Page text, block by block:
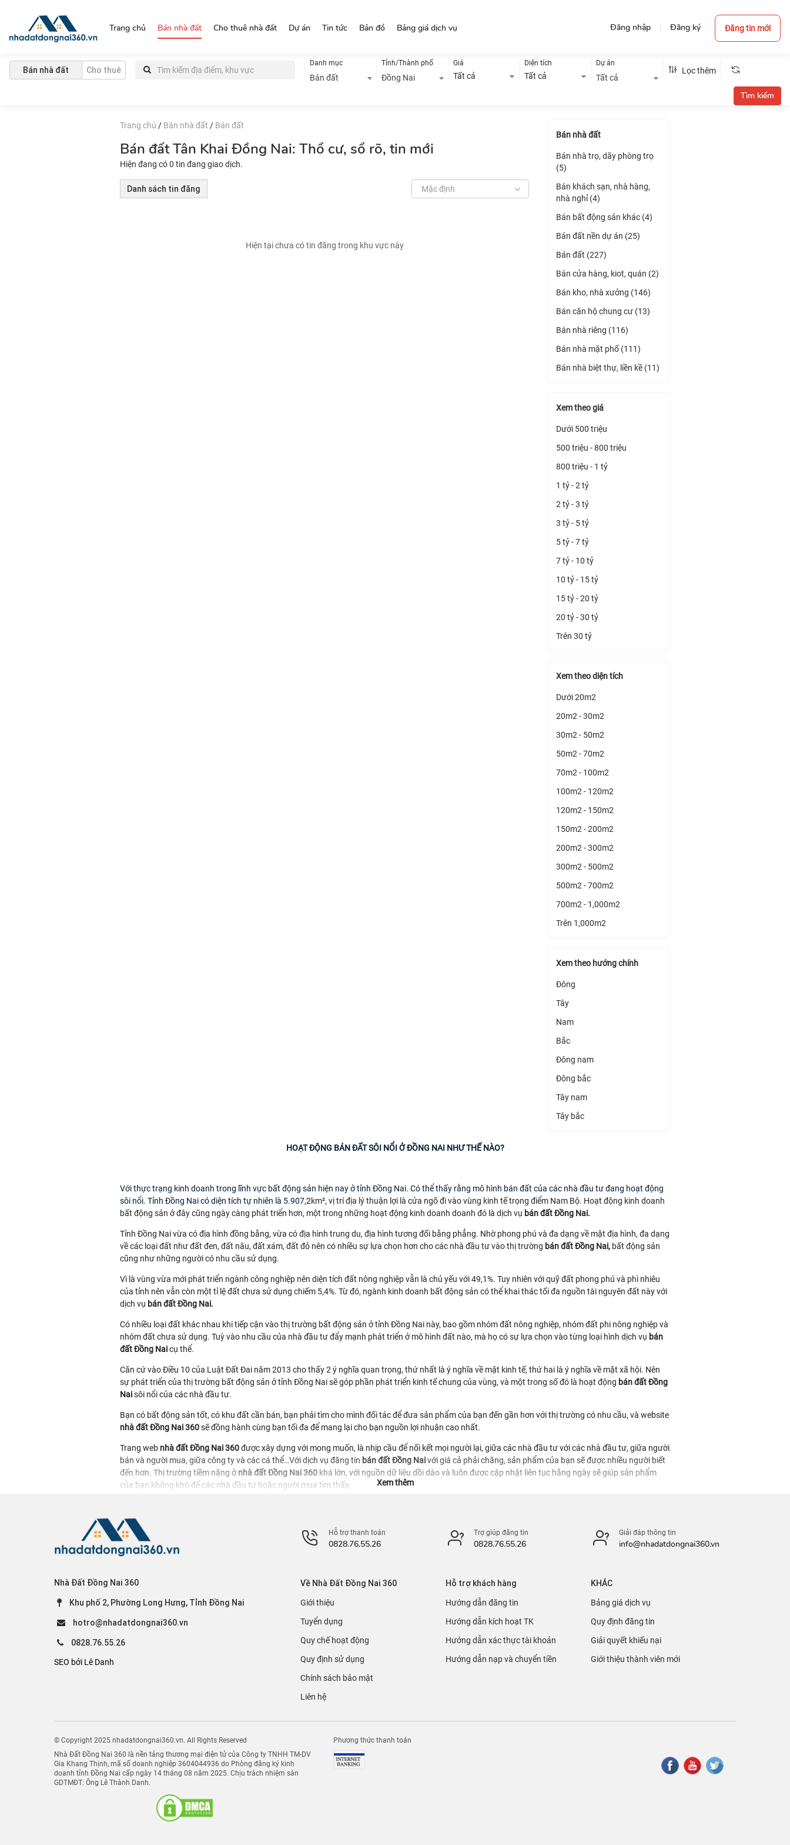
Đăng nhập Đăng ký Đăng tin mới
Trang chủ Bán nhà đất Cho thuê nhà đất Dự án Tin tức Bản đồ Bảng giá dịch vụ
Bán nhà đất Cho thuê
Danh mục
Bán đất
Tỉnh/Thành phố
Đồng Nai
Giá
Tất cả
Diện tích
Tất cả
Dự án
Tất cả
Lọc thêm
Trang chủ / Bán nhà đất / Bán đất
Bán đất Tân Khai Đồng Nai: Thổ cư, sổ rõ, tin mới
Hiện đang có 0 tin đang giao dịch.
Danh sách tin đăng Mặc định
Hiện tại chưa có tin đăng trong khu vực này
Bán nhà đất
Bán nhà trọ, dãy phòng trọ
(5)
Bán khách sạn, nhà hàng,
nhà nghỉ (4)
Bán bất động sản khác (4)
Bán đất nền dự án (25)
Bán đất (227)
Bán cửa hàng, kiot, quán (2)
Bán kho, nhà xưởng (146)
Bán căn hộ chung cư (13)
Bán nhà riêng (116)
Bán nhà mặt phố (111)
Bán nhà biệt thự, liền kề (11)
Xem theo giá
Dưới 500 triệu
500 triệu - 800 triệu
800 triệu - 1 tỷ
1 tỷ - 2 tỷ
2 tỷ - 3 tỷ
3 tỷ - 5 tỷ
5 tỷ - 7 tỷ
7 tỷ - 10 tỷ
10 tỷ - 15 tỷ
15 tỷ - 20 tỷ
20 tỷ - 30 tỷ
Trên 30 tỷ
Xem theo diện tích
Dưới 20m2
20m2 - 30m2
30m2 - 50m2
50m2 - 70m2
70m2 - 100m2
100m2 - 120m2
120m2 - 150m2
150m2 - 200m2
200m2 - 300m2
300m2 - 500m2
500m2 - 700m2
700m2 - 1,000m2
Trên 1,000m2
Xem theo hướng chính
Đông
Tây
Nam
Bắc
Đông nam
Đông bắc
Tây nam
Tây bắc
HOẠT ĐỘNG BÁN ĐẤT SÔI NỔI Ở ĐỒNG NAI NHƯ THẾ NÀO?
Với thực trạng kinh doanh trong lĩnh vực bất động sản hiện nay ở tỉnh Đồng Nai. Có thể thấy rằng mô hình bán đất của các nhà đầu tư đang hoạt động
sôi nổi. Tỉnh Đồng Nai có diện tích tự nhiên là 5.907,2km², vị trí địa lý thuận lợi là cửa ngõ đi vào vùng kinh tế trọng điểm Nam Bộ. Hoạt động kinh doanh
bất động sản ở đây cũng ngày càng phát triển hơn, một trong những hoạt động kinh doanh doanh đó là dịch vụ bán đất Đồng Nai.
Tỉnh Đồng Nai vừa có địa hình đồng bằng, vừa có địa hình trung du, địa hình tương đối bằng phẳng. Nhờ phong phú và đa dạng về mặt địa hình, đa dạng
về các loại đất như đất đen, đất nâu, đất xám, đất đỏ nên có nhiều sự lựa chọn hơn cho các nhà đầu tư vào thị trường bán đất Đồng Nai, bất động sản
cũng như những người có nhu cầu sử dụng.
Vì là vùng vừa mới phát triển ngành công nghiệp nên diện tích đất nông nghiệp vẫn là chủ yếu với 49,1%. Tuy nhiên với quỹ đất phong phú và phì nhiêu
của tỉnh nên vẫn còn một tỉ lệ đất chưa sử dụng chiếm 5,4%. Từ đó, ngành kinh doanh bất động sản có thể khai thác tối đa nguồn tài nguyên đất này với
dịch vụ bán đất Đồng Nai.
Có nhiều loại đất khác nhau khi tiếp cận vào thị trường bất động sản ở tỉnh Đồng Nai này, bao gồm nhóm đất nông nghiệp, nhóm đất phi nông nghiệp và
nhóm đất chưa sử dụng. Tuỳ vào nhu cầu của nhà đầu tư đẩy mạnh phát triển ở mô hình đất nào, mà họ có sự lựa chọn vào từng loại hình dịch vụ bán
đất Đồng Naicụ thể.
Căn cứ vào Điều 10 của Luật Đất Đai năm 2013 cho thấy 2 ý nghĩa quan trọng, thứ nhất là ý nghĩa về mặt kinh tế, thứ hai là ý nghĩa về mặt xã hội. Nên
sự phát triển của thị trường bất động sản ở tỉnh Đồng Nai sẽ góp phần phát triển kinh tế chung của vùng, và một trong số đó là hoạt động bán đất Đồng
Naisôi nổi của các nhà đầu tư.
Bạn có bất động sản tốt, có khu đất cần bán, bạn phải tìm cho mình đối tác để đưa sản phẩm của bạn đến gần hơn với thị trường có nhu cầu, và website
nhà đất Đồng Nai 360sẽ đồng hành cùng bạn tối đa để mang lại cho bạn nguồn lợi nhuận cao nhất.
Trang web nhà đất Đồng Nai 360được xây dựng với mong muốn, là nhịp cầu để nối kết mọi người lại, giữa các nhà đầu tư với các nhà đầu tư, giữa người
bán và người mua, giữa công ty và các cá thể…Vớidịch vụ đăng tin bán đất Đồng Naivới giá cả phải chăng, sản phẩm của bạn sẽ được nhiều người biết
đến hơn. Thị trường tiềm năng ở nhà đất Đồng Nai 360 khá lớn, với nguồn dữ liệu dồi dào và luôn được cập nhật liên tục hằng ngày sẽ giúp sản phẩm
của bạn không khó để các nhà đầu tư hoặc người mua tìm thấy.
ở website rất nhanh và chính xác nhất.
Nhân viên hỗ trợ luôn túc trực liên tục để giải đáp thắc mắc trong quá trình bạn sử dụng dịch vụ bên nhà đất Đồng Nai 360. Dù bạn là chuyên gia trong
lĩnh vựcbán đất Đồng Nai,
hay chỉ là cá nhân đơn giản muốn bán được sản phẩm của mình, thì các dịch vụ của nhà đất Đồng Nai 360 đều có thể đảm
Từ việc bạn có thể ghé thăm trang web để cung cấp các kiến thức cơ bản, cũng như cập nhật các thông tin, tin tức mới nhất về thị trường
với chi phí nhỏ lại được lợi nhuận cao, bạn sẽ dễ dàng tiếp cận tối đa nguồn lực và thị trường phong phú đang
hoạt động sôi nổi ở tỉnh Đồng Nai. Các dịch vụ hậu mãi kèm theo, giúp khách hàng luôn được đảm bảo cao nhất về các quyền lợi khi sử dụng dịch vụ.
Nhà Đất Đồng Nai 360
Khu phố 2, Phường Long Hưng, Tỉnh Đồng Nai
hotro@nhadatdongnai360.vn
0828.76.55.26
SEO bởi Lê Danh
Hỗ trợ thanh toán
0828.76.55.26
Trợ giúp đăng tin
0828.76.55.26
Giải đáp thông tin
info@nhadatdongnai360.vn
Về Nhà Đất Đồng Nai 360
Giới thiệu
Tuyển dụng
Quy chế hoạt động
Quy định sử dụng
Chính sách bảo mật
Liên hệ
Hỗ trợ khách hàng
Hướng dẫn đăng tin
Hướng dẫn kích hoạt TK
Hướng dẫn xác thực tài khoản
Hướng dẫn nạp và chuyển tiền
KHÁC
Bảng giá dịch vụ
Quy định đăng tin
Giải quyết khiếu nại
Giới thiệu thành viên mới
© Copyright 2025 nhadatdongnai360.vn. All Rights Reserved
Nhà Đất Đồng Nai 360 là nền tảng thương mại điện tử của Công ty TNHH TM-DV
Gia Khang Thịnh, mã số doanh nghiệp 3604044936 do Phòng đăng ký kinh
doanh tỉnh Đồng Nai cấp ngày 14 tháng 08 năm 2025. Chịu trách nhiệm sàn
GDTMĐT: Ông Lê Thành Danh.
Phương thức thanh toán